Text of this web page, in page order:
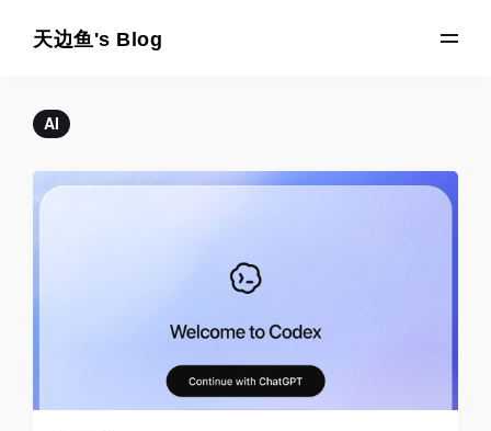
天边鱼's Blog
AI